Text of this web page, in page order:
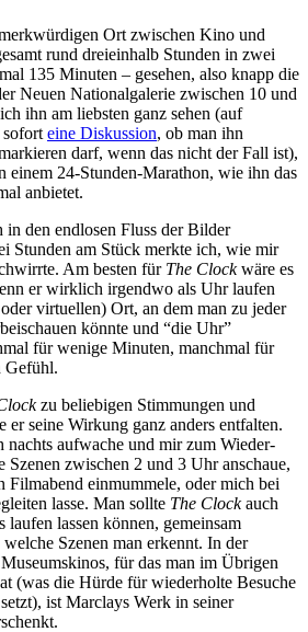
Ort zwischen Kino und
rund dreieinhalb Stunden in zwei
135 Minuten – gesehen, also knapp die
Neuen Nationalgalerie zwischen 10 und
ihn am liebsten ganz sehen (auf
sofort eine Diskussion, ob man ihn
darf, wenn das nicht der Fall ist),
einem 24-Stunden-Marathon, wie ihn das
anbietet.
in den endlosen Fluss der Bilder
Stunden am Stück merkte ich, wie mir
Am besten für The Clockwäre es
er wirklich irgendwo als Uhr laufen
virtuellen) Ort, an dem man zu jeder
könnte und “die Uhr”
für wenige Minuten, manchmal für
Gefühl.
zu beliebigen Stimmungen und
er seine Wirkung ganz anders entfalten.
nachts aufwache und mir zum Wieder-
Szenen zwischen 2 und 3 Uhr anschaue,
einmummele, oder mich bei
lasse. Man sollte The Clockauch
lassen können, gemeinsam
Szenen man erkennt. In der
für das man im Übrigen
(was die Hürde für wiederholte Besuche
ist Marclays Werk in seiner